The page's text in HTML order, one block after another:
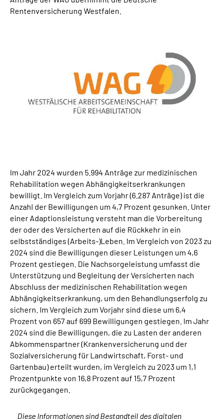
Rentenversicherung Westfalen.
Im Jahr 2024 wurden 5.994 Anträge zur medizinischen
Rehabilitation wegen Abhängigkeitserkrankungen
bewilligt. Im Vergleich zum Vorjahr (6.287 Anträge) ist die
Anzahl der Bewilligungen um 4,7 Prozent gesunken. Unter
einer Adaptionsleistung versteht man die Vorbereitung
der oder des Versicherten auf die Rückkehr in ein
selbstständiges (Arbeits-)Leben. Im Vergleich von 2023 zu
2024 sind die Bewilligungen dieser Leistungen um 4,6
Prozent gestiegen. Die Nachsorgeleistung umfasst die
Unterstützung und Begleitung der Versicherten nach
Abschluss der medizinischen Rehabilitation wegen
Abhängigkeitserkrankung, um den Behandlungserfolg zu
sichern. Im Vergleich zum Vorjahr sind diese um 6,4
Prozent von 657 auf 699 Bewilligungen gestiegen. Im Jahr
2024 sind die Bewilligungen, die zu Lasten der anderen
Abkommenspartner (Krankenversicherung und der
Sozialversicherung für Landwirtschaft, Forst- und
Gartenbau) erteilt wurden, im Vergleich zu 2023 um 1,1
Prozentpunkte von 16,8 Prozent auf 15,7 Prozent
zurückgegangen.
Diese Informationen sind Bestandteil des digitalen